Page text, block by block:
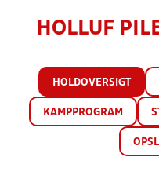
HOLLUF
HOLDOVERSIGT
KAMPPROGRAM